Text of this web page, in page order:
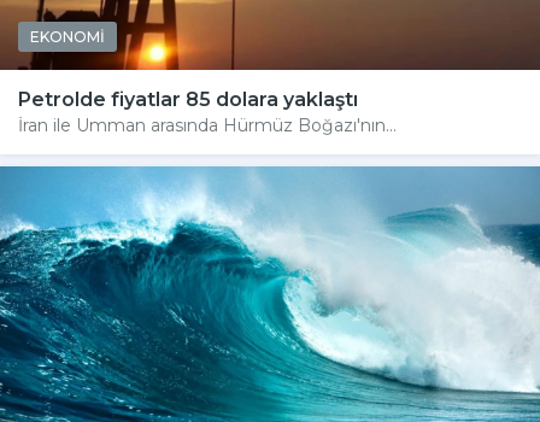
EKONOMİ
Petrolde fiyatlar 85 dolara yaklaştı
İran ile Umman arasında Hürmüz Boğazı'nın...